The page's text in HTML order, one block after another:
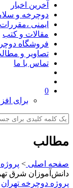
آخرین اخبار
دوچرخه و
ایمنی
مقالات و کتب
فروشگاه
تصاویر و
تماس با ما
0
برای
مطالب
صفحه اصلی >
دانش‌آموزان شرق
پروژه دوچرخه تهران